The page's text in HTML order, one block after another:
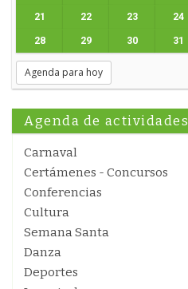
21 22 23 24
28 29 30 31
Agenda para hoy
Agenda de actividades
Carnaval
Certámenes - Concursos
Conferencias
Cultura
Semana Santa
Danza
Deportes